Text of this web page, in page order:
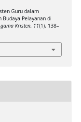
Guru dalam
Pelayanan di
Kristen, 11(1), 138–